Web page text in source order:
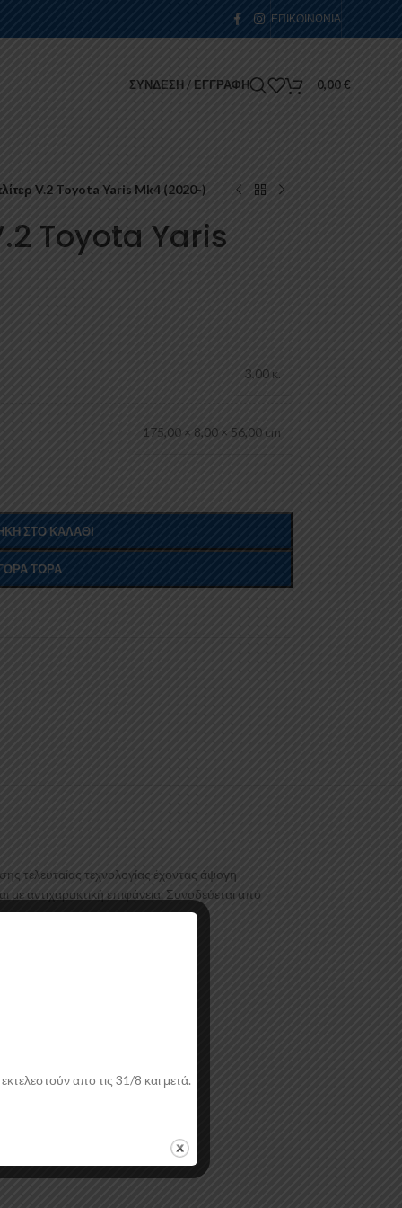
ΕΠΙΚΟΙΝΩΝΊΑ
ΣΎΝΔΕΣΗ / ΕΓΓΡΑΦΉ 0,00€
V.2 Toyota Yaris Mk4 (2020-)
Toyota Yaris
3,00 κ.
175,00 × 8,00 × 56,00 cm
ΣΤΟ ΚΑΛΆΘΙ
ΤΏΡΑ
τελευταίας τεχνολογίας έχοντας άψογη
αντιχαρακτική επιφάνεια. Συνοδεύεται από
απο τις 31/8 και μετά.